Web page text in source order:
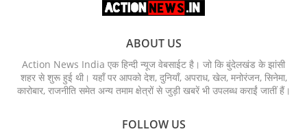
ABOUT US
Action News India एक हिन्दी न्यूज वेबसाईट है। जो कि बुंदेलखंड के झांसी
शहर से शुरू हुई थी। यहाँ पर आपको देश, दुनियाँ, अपराध, खेल, मनोरंजन, सिनेमा,
कारोबार, राजनीति समेत अन्य तमाम क्षेत्रों से जुड़ी खबरें भी उपलब्ध कराईं जातीं हैं।
FOLLOW US